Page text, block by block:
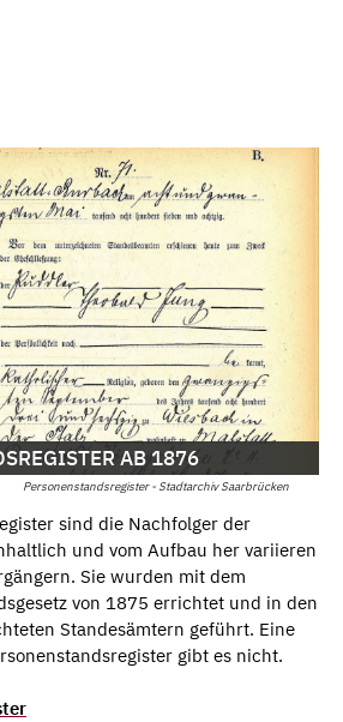
Personenstandsregister - Stadtarchiv Saarbrücken
AB 1876
sind die Nachfolger der
und vom Aufbau her variieren
Sie wurden mit dem
von 1875 errichtet und in den
Standesämtern geführt. Eine
gibt es nicht.